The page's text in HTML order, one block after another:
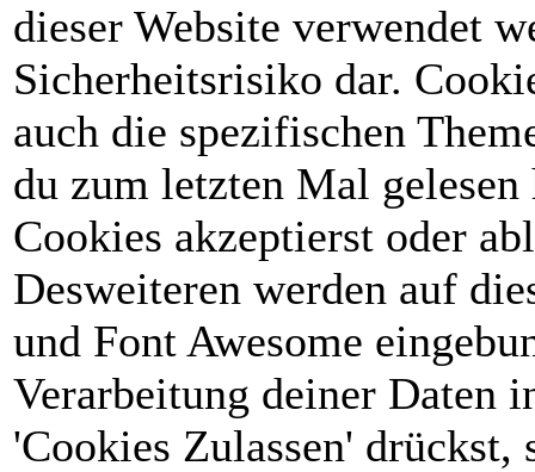
dieser Website verwendet
Sicherheitsrisiko dar.
auch die spezifischen
du zum letzten Mal
Cookies akzeptierst oder
Desweiteren werden auf
und Font Awesome
Verarbeitung deiner Daten
'Cookies Zulassen'